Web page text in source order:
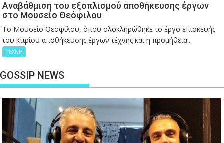
Αναβάθμιση του εξοπλισμού αποθήκευσης έργων
στο Μουσείο Θεόφιλου
Το Μουσείο Θεοφίλου, όπου ολοκληρώθηκε το έργο επισκευής
του κτιρίου αποθήκευσης έργων τέχνης και η προμήθεια...
ΤΕΧΝΗ
GOSSIP NEWS